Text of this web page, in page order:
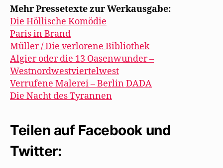
Mehr Pressetexte zur Werkausgabe:
Die Höllische Komödie
Paris in Brand
Müller / Die verlorene Bibliothek
Algier oder die 13 Oasenwunder –
Westnordwestviertelwest
Verrufene Malerei – Berlin DADA
Die Nacht des Tyrannen
Teilen auf Facebook und
Twitter: